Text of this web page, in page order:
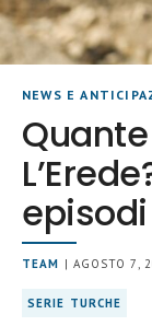
NEWS E
TEAM | AGOSTO 7,
SERIE TURCHE